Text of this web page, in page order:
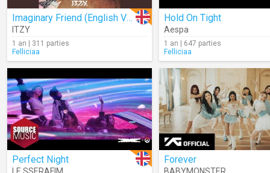
Imaginary Friend (English Ver.) (Audio)
ITZY
1 an | 311 parties
Felliciaa
Hold On Tight
Aespa
1 an | 647 parties
Felliciaa
Perfect Night Forever